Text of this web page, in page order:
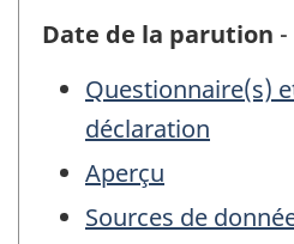
Date de la parution
Questionnaire(s)
déclaration
Aperçu
Sources de